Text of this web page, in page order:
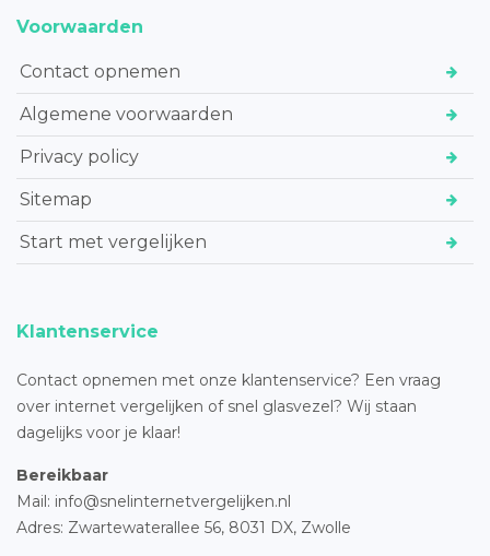
Voorwaarden
Contact opnemen
Algemene voorwaarden
Privacy policy
Sitemap
Start met vergelijken
Klantenservice
Contact opnemen met onze klantenservice? Een vraag
over internet vergelijken of snel glasvezel? Wij staan
dagelijks voor je klaar!
Bereikbaar
Mail: info@snelinternetvergelijken.nl
Adres: Zwartewaterallee 56, 8031 DX, Zwolle